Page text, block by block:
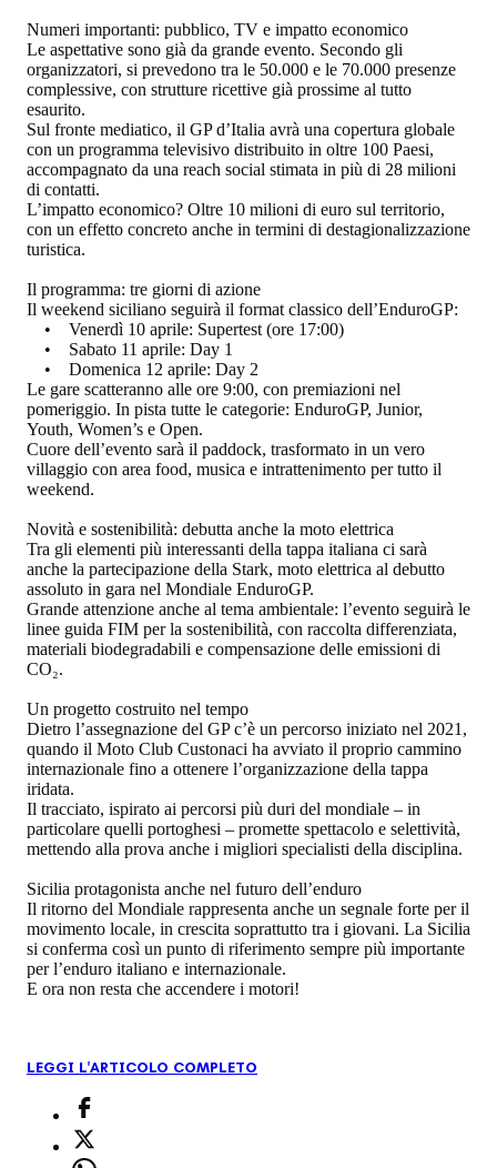
Numeri importanti: pubblico, TV e impatto economico
Le aspettative sono già da grande evento. Secondo gli
organizzatori, si prevedono tra le 50.000 e le 70.000 presenze
complessive, con strutture ricettive già prossime al tutto
esaurito.
Sul fronte mediatico, il GP d’Italia avrà una copertura globale
con un programma televisivo distribuito in oltre 100 Paesi,
accompagnato da una reach social stimata in più di 28 milioni
di contatti.
L’impatto economico? Oltre 10 milioni di euro sul territorio,
con un effetto concreto anche in termini di destagionalizzazione
turistica.
Il programma: tre giorni di azione
Il weekend siciliano seguirà il format classico dell’EnduroGP:
• Venerdì 10 aprile: Supertest (ore 17:00)
• Sabato 11 aprile: Day 1
• Domenica 12 aprile: Day 2
Le gare scatteranno alle ore 9:00, con premiazioni nel
pomeriggio. In pista tutte le categorie: EnduroGP, Junior,
Youth, Women’s e Open.
Cuore dell’evento sarà il paddock, trasformato in un vero
villaggio con area food, musica e intrattenimento per tutto il
weekend.
Novità e sostenibilità: debutta anche la moto elettrica
Tra gli elementi più interessanti della tappa italiana ci sarà
anche la partecipazione della Stark, moto elettrica al debutto
assoluto in gara nel Mondiale EnduroGP.
Grande attenzione anche al tema ambientale: l’evento seguirà le
linee guida FIM per la sostenibilità, con raccolta differenziata,
materiali biodegradabili e compensazione delle emissioni di
CO₂.
Un progetto costruito nel tempo
Dietro l’assegnazione del GP c’è un percorso iniziato nel 2021,
quando il Moto Club Custonaci ha avviato il proprio cammino
internazionale fino a ottenere l’organizzazione della tappa
iridata.
Il tracciato, ispirato ai percorsi più duri del mondiale – in
particolare quelli portoghesi – promette spettacolo e selettività,
mettendo alla prova anche i migliori specialisti della disciplina.
Sicilia protagonista anche nel futuro dell’enduro
Il ritorno del Mondiale rappresenta anche un segnale forte per il
movimento locale, in crescita soprattutto tra i giovani. La Sicilia
si conferma così un punto di riferimento sempre più importante
per l’enduro italiano e internazionale.
E ora non resta che accendere i motori!
LEGGI L'ARTICOLO COMPLETO